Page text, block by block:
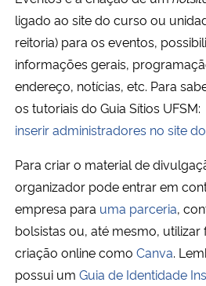
Ministério da Ciência, Tecnologia, Inovações
Ministério do Meio Ambiente
Ministério do Turismo
Ministério do Desenvolvimento Regional
Controladoria-Geral da União
Ministério da Mulher, da Família e dos
Secretaria-Geral
ligado ao site do curso ou
reitoria) para os eventos,
informações gerais,
endereço, notícias, etc. Para
os tutoriais do Guia Sítios UFSM:
inserir administradores no site
Para criar o material de
organizador pode entrar em
empresa para uma parceria,
bolsistas ou, até mesmo, utilizar
criação online como Canva.
possui um Guia de Identidade